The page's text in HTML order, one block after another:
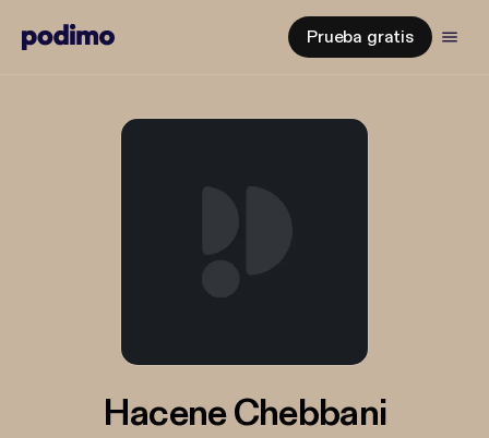
Prueba gratis
Hacene Chebbani